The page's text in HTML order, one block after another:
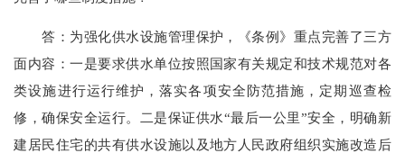
答：为强化供水设施管理保护，《条例》重点完善了三方
面内容：一是要求供水单位按照国家有关规定和技术规范对各
类设施进行运行维护，落实各项安全防范措施，定期巡查检
修，确保安全运行。二是保证供水“最后一公里”安全，明确新
建居民住宅的共有供水设施以及地方人民政府组织实施改造后